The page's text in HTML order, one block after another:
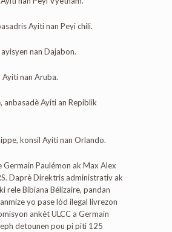
Ayiti nan Peyi chili.
nan Dajabon.
Ayiti nan Aruba.
anbasadè Ayiti an Repiblik
konsil Ayiti nan Orlando.
Germain Paulémon ak Max Alex
Daprè Direktris administrativ ak
rele Bibiana Bélizaire, pandan
yo pase lòd ilegal livrezon
ankèt ULCC a Germain
detounen pou pi piti 125